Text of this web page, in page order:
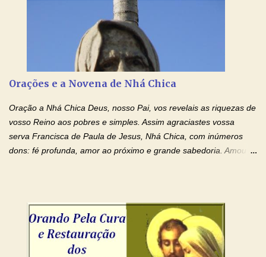
ensanguentadas, chagadas e abertas, sobre mim, neste
momento. Sinto-me completamente sem forças para prosseguir,
carregando as minhas cruzes. Preciso que a força e o poder de
Tuas Mãos, que suportaram a mais profunda dor ao serem
pregadas na Cruz, reergam-me e curem-me agora. Jesus, não
amo. Nós precisamos desesperadamente de cura física e
espiritual, através do toque consolador de tuas Mãos
ensanguentadas e infinitamente poderosas. Eu reconheço,
apesar de toda a minha limitação e da infinidade dos meus ...
Orações e a Novena de Nhá Chica
Oração a Nhá Chica Deus, nosso Pai, vos revelais as riquezas de
vosso Reino aos pobres e simples. Assim agraciastes vossa
serva Francisca de Paula de Jesus, Nhá Chica, com inúmeros
dons: fé profunda, amor ao próximo e grande sabedoria. Amou a
Senhor Jesus Cristo, vosso Filho, na unidade do Espírito Santo.
Amém. Novena a Nhá Chica (Oração para obter os favores
celestiais através da intercessão da Serva de Deus Nhá Chica)
(Rezar durante nove dias seguidos ou intercalados) Nhá Chica,